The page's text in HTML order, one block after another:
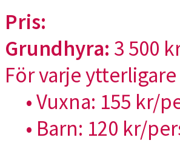
Pris:
Grundhyra: 3 500
För varje
• Vuxna: 155 kr/
• Barn: 120 kr/